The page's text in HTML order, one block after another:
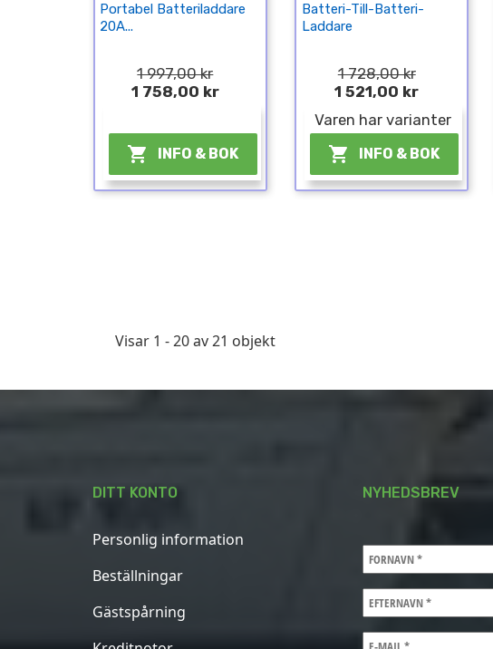
Portabel Batteriladdare
20A...
1 997,00 kr
1 758,00 kr
 INFO & BOK
Batteri-Till-Batteri-
Laddare
1 728,00 kr
1 521,00 kr
Varen har varianter
 INFO & BOK
Visar 1 - 20 av 21 objekt
DITT KONTO
Personlig information
Beställningar
Gästspårning
NYHEDSBREV